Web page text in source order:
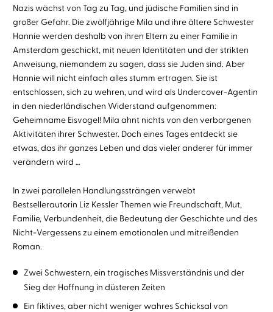
Nazis wächst von Tag zu Tag, und jüdische Familien sind in
großer Gefahr. Die zwölfjährige Mila und ihre ältere Schwester
Hannie werden deshalb von ihren Eltern zu einer Familie in
Amsterdam geschickt, mit neuen Identitäten und der strikten
Anweisung, niemandem zu sagen, dass sie Juden sind. Aber
Hannie will nicht einfach alles stumm ertragen. Sie ist
entschlossen, sich zu wehren, und wird als Undercover-Agentin
in den niederländischen Widerstand aufgenommen:
Geheimname Eisvogel! Mila ahnt nichts von den verborgenen
Aktivitäten ihrer Schwester. Doch eines Tages entdeckt sie
etwas, das ihr ganzes Leben und das vieler anderer für immer
verändern wird …
In zwei parallelen Handlungssträngen verwebt
Bestsellerautorin Liz Kessler Themen wie Freundschaft, Mut,
Familie, Verbundenheit, die Bedeutung der Geschichte und des
Nicht-Vergessens zu einem emotionalen und mitreißenden
Roman.
Zwei Schwestern, ein tragisches Missverständnis und der
Sieg der Hoffnung in düsteren Zeiten
Ein fiktives, aber nicht weniger wahres Schicksal von